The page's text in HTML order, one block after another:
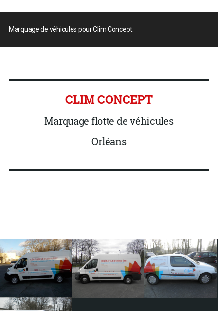
Marquage de véhicules pour Clim Concept.
CLIM CONCEPT
Marquage flotte de véhicules
Orléans